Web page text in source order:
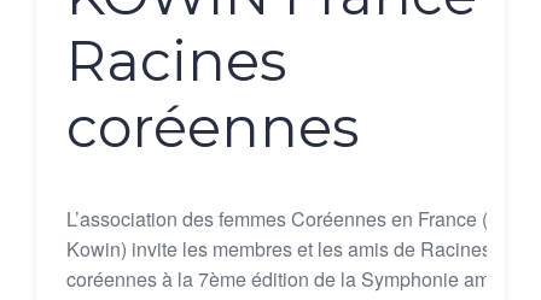
Racines
coréennes
L’association des femmes Coréennes en France
Kowin) invite les membres et les amis de Racines
coréennes à la 7ème édition de la Symphonie amicale.